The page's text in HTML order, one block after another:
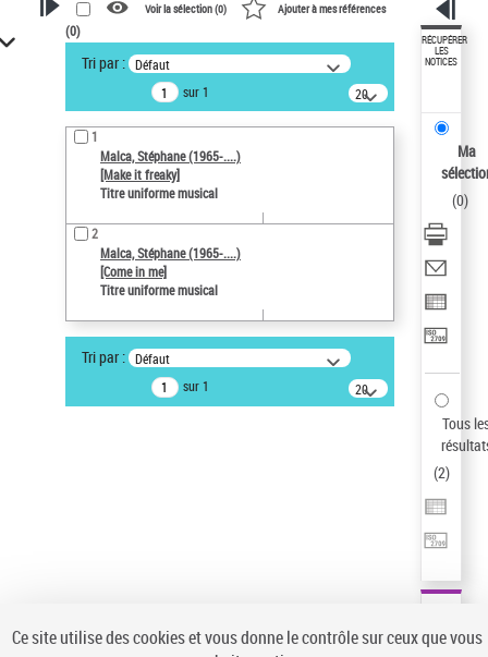
VOTRE RECHERCHE
Recherche avancée dans les
notices d’autorité
Œuvres liées à l'auteur :
Malca, Stéphane (1965-....)
Type de notice d'autorité
Titre uniforme musical
ne s'applique pas
Sauvegarder votre recherche
AFFINER
Type de notice d'autorité
Voir la sélection (0) Ajouter à mes références
(0)
Tri par : Défaut
sur 1
20
résultats/page
1
Malca, Stéphane (1965-....)
[Make it freaky]
Titre uniforme musical
2
Malca, Stéphane (1965-....)
[Come in me]
Titre uniforme musical
Tri par : Défaut
sur 1
20
résultats/page
RÉCUPÉRER
LES
NOTICES
Ma
(0)
Tous
(2)
Ce site utilise des cookies et vous donne le contrôle sur ceux que vous